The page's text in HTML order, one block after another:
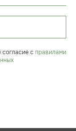
с правилами